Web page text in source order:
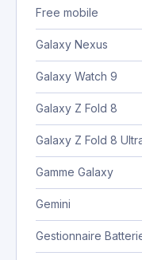
Free mobile
Galaxy Nexus
Galaxy Watch 9
Galaxy Z Fold 8
Galaxy Z Fold 8
Gamme Galaxy
Gemini
Gestionnaire